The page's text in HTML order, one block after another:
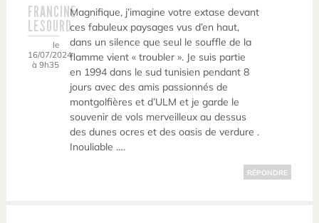
FRANCINE
LESOURD
le
16/07/2024
à 9h35
Magnifique, j’imagine votre extase devant
ces fabuleux paysages vus d’en haut,
dans un silence que seul le souffle de la
flamme vient « troubler ». Je suis partie
en 1994 dans le sud tunisien pendant 8
jours avec des amis passionnés de
montgolfières et d’ULM et je garde le
souvenir de vols merveilleux au dessus
des dunes ocres et des oasis de verdure .
Inouliable ….
RÉPONDRE